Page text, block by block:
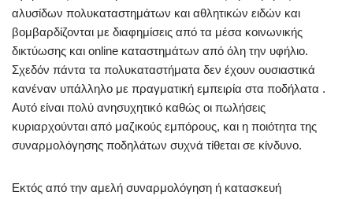
αλυσίδων πολυκαταστημάτων και αθλητικών ειδών και
βομβαρδίζονται με διαφημίσεις από τα μέσα κοινωνικής
δικτύωσης και online καταστημάτων από όλη την υφήλιο.
Σχεδόν πάντα τα πολυκαταστήματα δεν έχουν ουσιαστικά
κανέναν υπάλληλο με πραγματική εμπειρία στα ποδήλατα .
Αυτό είναι πολύ ανησυχητικό καθώς οι πωλήσεις
κυριαρχούνται από μαζικούς εμπόρους, και η ποιότητα της
συναρμολόγησης ποδηλάτων συχνά τίθεται σε κίνδυνο.
Εκτός από την αμελή συναρμολόγηση ή κατασκευή